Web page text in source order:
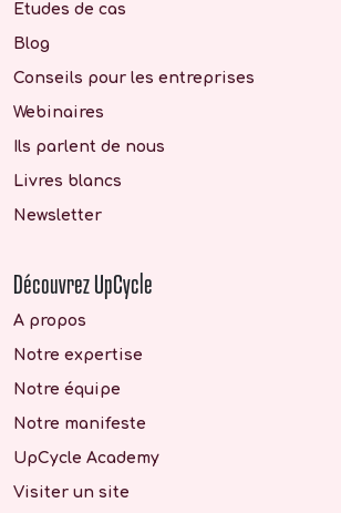
Etudes de cas
Blog
Conseils pour les entreprises
Webinaires
Ils parlent de nous
Livres blancs
Newsletter
Découvrez UpCycle
A propos
Notre expertise
Notre équipe
Notre manifeste
UpCycle Academy
Visiter un site